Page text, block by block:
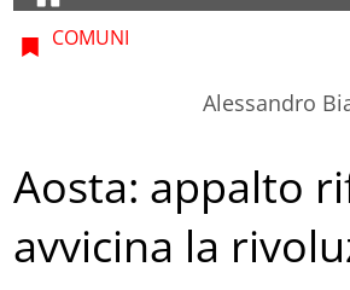
COMUNI
Alessandro
Aosta: appalto
avvicina la